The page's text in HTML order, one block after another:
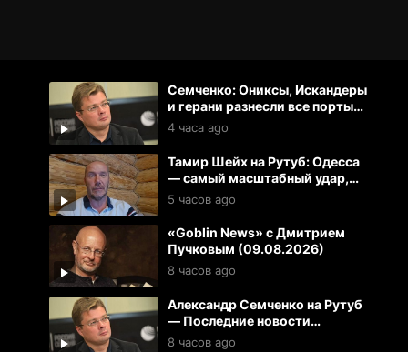
Семченко: Ониксы, Искандеры
и герани разнесли все порты
Одессы
4 часа ago
Тамир Шейх на Рутуб: Одесса
— самый масштабный удар,
последний мост и нет света
5 часов ago
«Goblin News» с Дмитрием
Пучковым (09.08.2026)
8 часов ago
Александр Семченко на Рутуб
— Последние новости
(09.08.2026)
8 часов ago